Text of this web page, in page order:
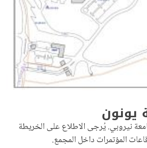
يونون
نيروبي. يُرجى الاطلاع على الخريطة
المؤتمرات داخل المجمع.